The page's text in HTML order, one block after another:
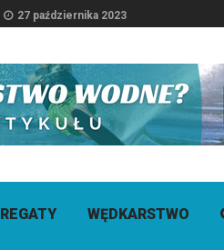
27 października 2023
REGATY WĘDKARSTWO